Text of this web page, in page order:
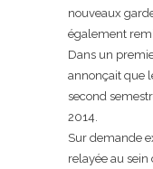
nouveaux
également
Dans un
annonçait que
second
2014.
Sur demande
relayée au